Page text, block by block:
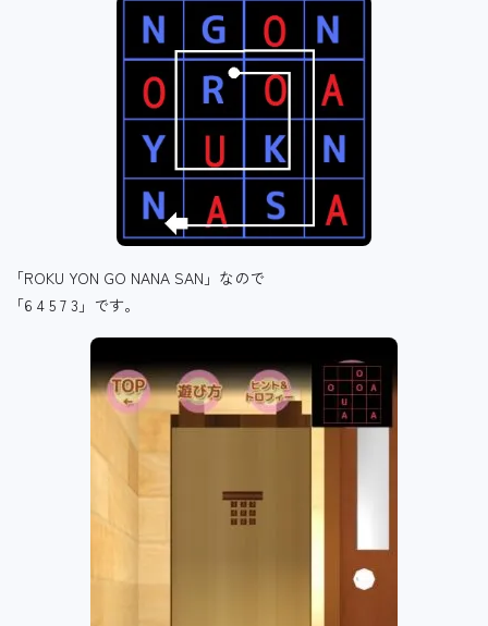
「ROKU YON GO NANA SAN」なので
「6 4 5 7 3」です。